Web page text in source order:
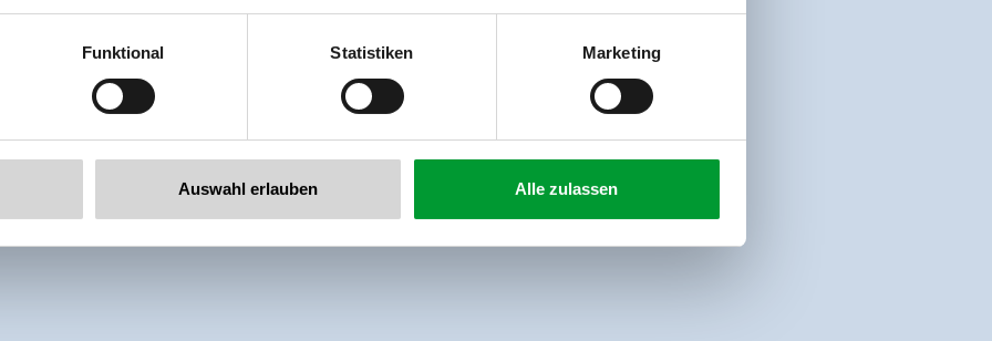
& Co KG
Funktional Statistiken Marketing
Auswahl erlauben Alle zulassen